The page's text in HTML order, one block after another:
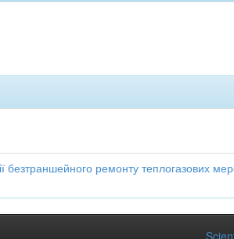
безтраншейного ремонту теплогазових